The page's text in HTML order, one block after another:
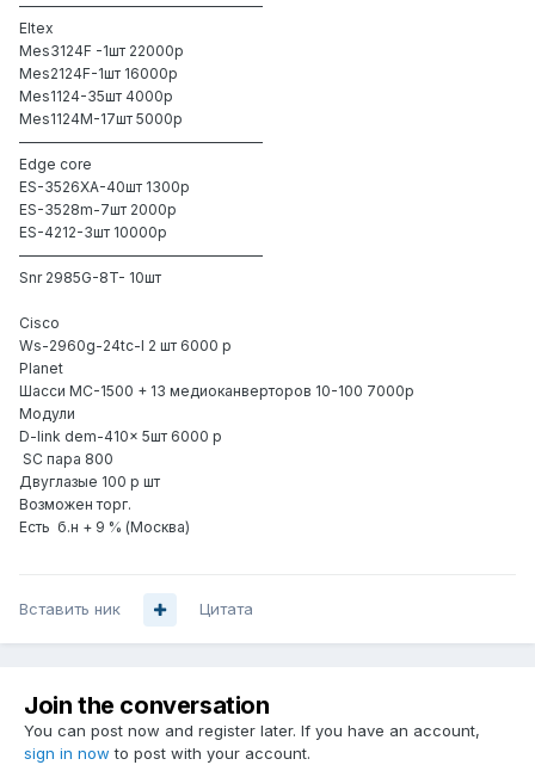
—————————————————
Eltex
Mes3124F -1шт 22000р
Mes2124F-1шт 16000р
Mes1124-35шт 4000р
Mes1124M-17шт 5000р
—————————————————
Edge core
ES-3526XA-40шт 1300р
ES-3528m-7шт 2000р
ES-4212-3шт 10000р
—————————————————
Snr 2985G-8T- 10шт
Cisco
Ws-2960g-24tc-l 2 шт 6000 р
Planet
Шасси MC-1500 + 13 медиоканверторов 10-100 7000р
Модули
D-link dem-410x 5шт 6000 р
SC пара 800
Двуглазые 100 р шт
Возможен торг.
Есть б.н + 9 % (Москва)
Вставить ник Цитата
Join the conversation
You can post now and register later. If you have an account,
sign in now to post with your account.